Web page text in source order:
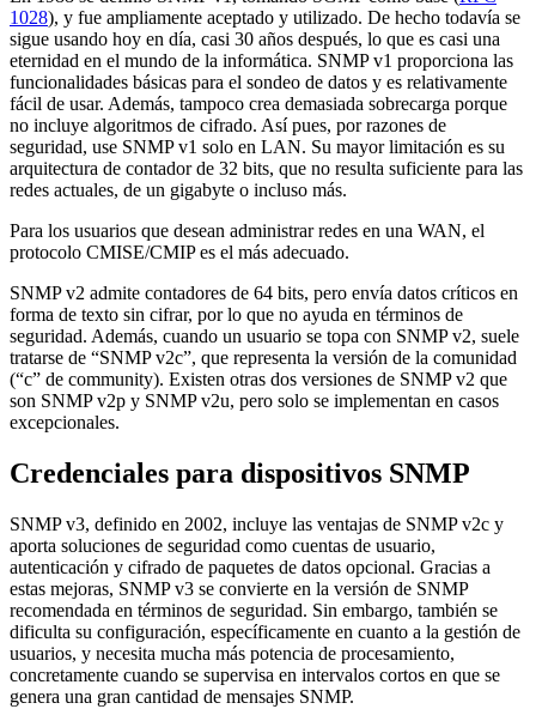
1028), y fue ampliamente aceptado y utilizado. De hecho todavía se
sigue usando hoy en día, casi 30 años después, lo que es casi una
eternidad en el mundo de la informática. SNMP v1 proporciona las
funcionalidades básicas para el sondeo de datos y es relativamente
fácil de usar. Además, tampoco crea demasiada sobrecarga porque
no incluye algoritmos de cifrado. Así pues, por razones de
seguridad, use SNMP v1 solo en LAN. Su mayor limitación es su
arquitectura de contador de 32 bits, que no resulta suficiente para las
redes actuales, de un gigabyte o incluso más.
Para los usuarios que desean administrar redes en una WAN, el
protocolo CMISE/CMIP es el más adecuado.
SNMP v2 admite contadores de 64 bits, pero envía datos críticos en
forma de texto sin cifrar, por lo que no ayuda en términos de
seguridad. Además, cuando un usuario se topa con SNMP v2, suele
tratarse de “SNMP v2c”, que representa la versión de la comunidad
(“c” de community). Existen otras dos versiones de SNMP v2 que
son SNMP v2p y SNMP v2u, pero solo se implementan en casos
excepcionales.
Credenciales para dispositivos SNMP
SNMP v3, definido en 2002, incluye las ventajas de SNMP v2c y
aporta soluciones de seguridad como cuentas de usuario,
autenticación y cifrado de paquetes de datos opcional. Gracias a
estas mejoras, SNMP v3 se convierte en la versión de SNMP
recomendada en términos de seguridad. Sin embargo, también se
dificulta su configuración, específicamente en cuanto a la gestión de
usuarios, y necesita mucha más potencia de procesamiento,
concretamente cuando se supervisa en intervalos cortos en que se
genera una gran cantidad de mensajes SNMP.